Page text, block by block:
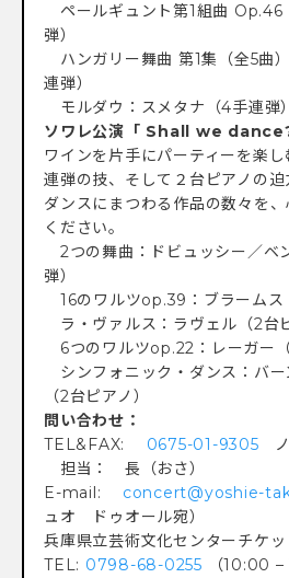
ペールギュント第1組曲 Op.46
弾）
ハンガリー舞曲 第1集（全5曲
連弾）
モルダウ：スメタナ（4手連弾）
ソワレ公演「 Shall we dance?
ワインを片手にパーティーを楽し
連弾の技、そして２台ピアノの迫
ダンスにまつわる作品の数々を
ください。
2つの舞曲：ドビュッシー／ベ
弾）
16のワルツop.39：ブラームス
ラ・ヴァルス：ラヴェル（2台
6つのワルツop.22：レーガー（
シンフォニック・ダンス：バ
（2台ピアノ）
問い合わせ：
TEL&FAX: 0675-01-9305 ノ
担当： 長（おさ）
E-mail: concert@yoshie-
ュオ ドゥオール宛）
兵庫県立芸術文化センターチケ
TEL: 0798-68-0255 （10:00